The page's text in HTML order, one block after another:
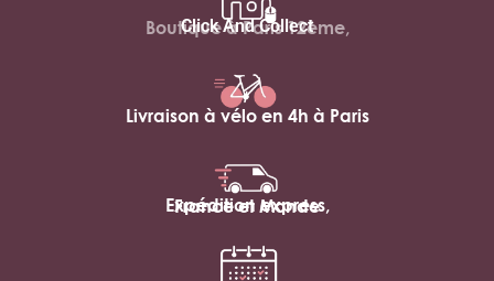
Click And Collect
Boutique à Paris 12ème,
Livraison à vélo en 4h à Paris
Expédition express,
France et Monde